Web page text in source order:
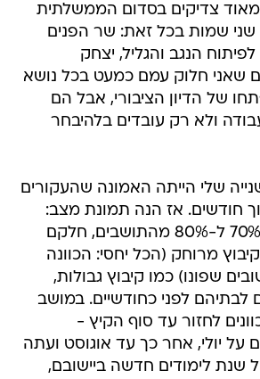
צדיקים בסדום הממשלתית
שני שמות בכל זאת: שר הפנים
הנגב והגליל, יצחק
שאני חלוק עמם כמעט בכל נושא
של הדיון הציבורי, אבל הם
ולא רק עובדים בלהיבחר
שלי הייתה האמונה שהעקורים
חודשים. אז הנה תמונת מצב:
בשדרות חזרו בין 70% ל-80% מהתושבים, חלקם
מרוחק (הכל יחסי: הכוונה
שפונו) כמו קיבוץ גבולות,
לבתיהם לפני כחודשיים. במושב
לחזור עד סוף הקיץ -
על יולי, אחר כך עד אוגוסט ועתה
שנת לימודים חדשה ביישובם,